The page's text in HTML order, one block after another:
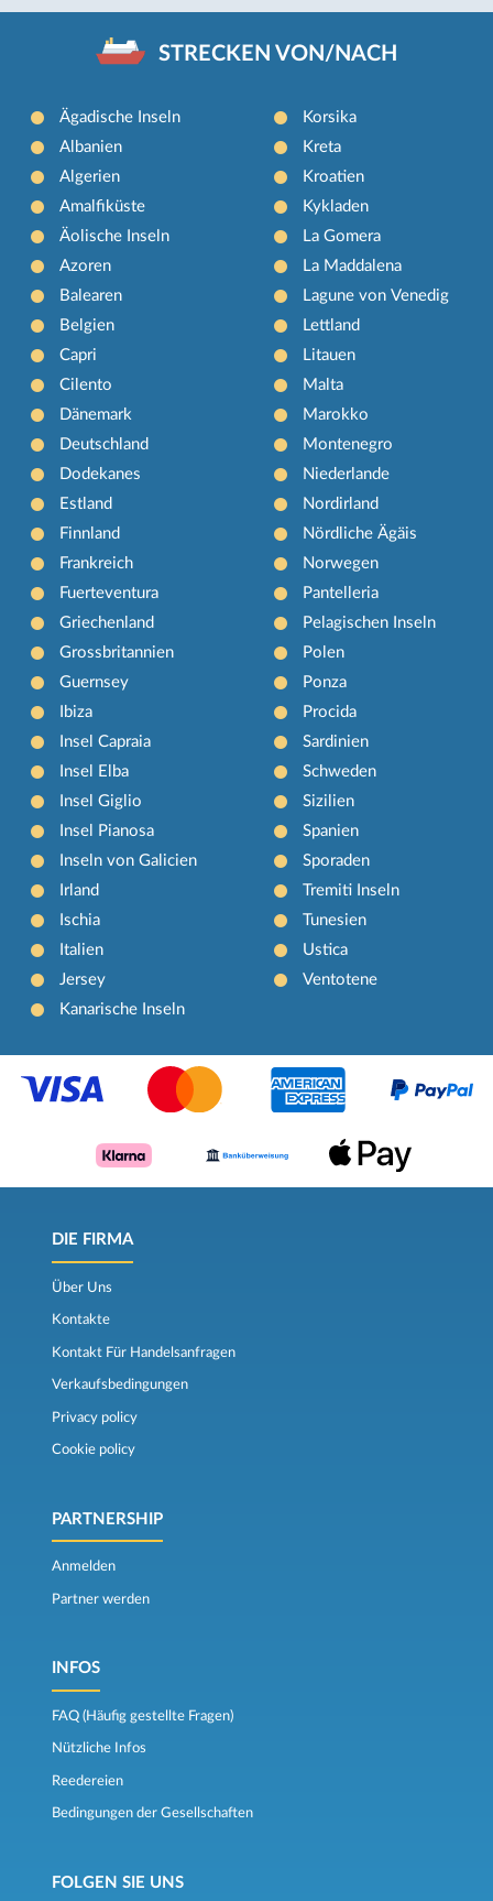
STRECKEN VON/NACH
Ägadische Inseln
Albanien
Algerien
Amalfiküste
Äolische Inseln
Azoren
Balearen
Belgien
Capri
Cilento
Dänemark
Deutschland
Dodekanes
Estland
Finnland
Frankreich
Fuerteventura
Griechenland
Grossbritannien
Guernsey
Ibiza
Insel Capraia
Insel Elba
Insel Giglio
Insel Pianosa
Inseln von Galicien
Irland
Ischia
Italien
Jersey
Kanarische Inseln
Korsika
Kreta
Kroatien
Kykladen
La Gomera
La Maddalena
Lagune von Venedig
Lettland
Litauen
Malta
Marokko
Montenegro
Niederlande
Nordirland
Nördliche Ägäis
Norwegen
Pantelleria
Pelagischen Inseln
Polen
Ponza
Procida
Sardinien
Schweden
Sizilien
Spanien
Sporaden
Tremiti Inseln
Tunesien
Ustica
Ventotene
DIE FIRMA
Über Uns
Kontakte
Kontakt Für Handelsanfragen
Verkaufsbedingungen
Privacy policy
Cookie policy
PARTNERSHIP
Anmelden
Partner werden
INFOS
FAQ (Häufig gestellte Fragen)
Nützliche Infos
Reedereien
Bedingungen der Gesellschaften
FOLGEN SIE UNS